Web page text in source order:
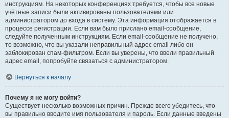
инструкциям. На некоторых конференциях требуется, чтобы все новые
учётные записи были активированы пользователями или
администратором до входа в систему. Эта информация отображается в
процессе регистрации. Если вам было прислано email-сообщение,
следуйте полученным инструкциям. Если email-сообщение не получено,
то возможно, что вы указали неправильный адрес email либо он
заблокирован спам-фильтром. Если вы уверены, что ввели правильный
адрес email, попробуйте связаться с администратором.
Вернуться к началу
Почему я не могу войти?
Существует несколько возможных причин. Прежде всего убедитесь, что
вы правильно вводите имя пользователя и пароль. Если данные введены